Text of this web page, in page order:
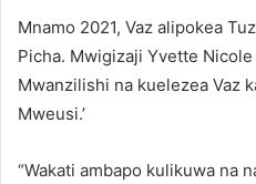
Mnamo 2021, Vaz alipokea
Picha. Mwigizaji Yvette
Mwanzilishi na kuelezea Vaz
Mweusi.’
“Wakati ambapo kulikuwa na